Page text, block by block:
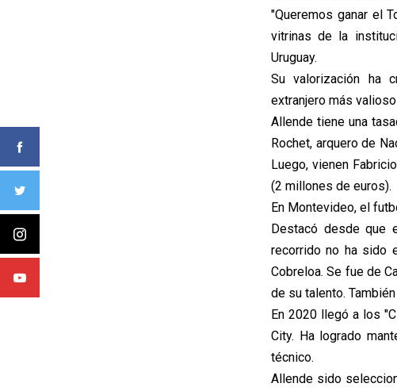
"Queremos ganar el
vitrinas de la
Uruguay.
Su valorización ha
extranjero más
Allende tiene una
Rochet, arquero de
Luego, vienen
(2 millones de euros).
En Montevideo, el
Destacó desde que
recorrido no ha sido
Cobreloa. Se fue de
de su talento.
En 2020 llegó a los
City. Ha logrado
técnico.
Allende sido